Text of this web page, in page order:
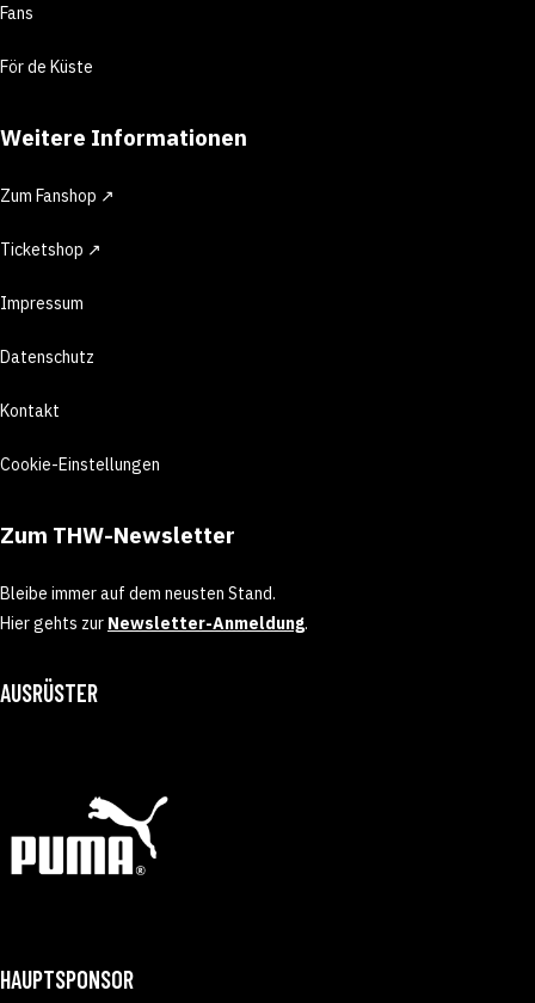
Fans
För de Küste
Weitere Informationen
Zum Fanshop ↗
Ticketshop ↗
Impressum
Datenschutz
Kontakt
Cookie-Einstellungen
Zum THW-Newsletter
Bleibe immer auf dem neusten Stand.
Hier gehts zur Newsletter-Anmeldung.
AUSRÜSTER
HAUPTSPONSOR